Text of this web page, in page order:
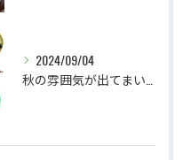
2024/09/04